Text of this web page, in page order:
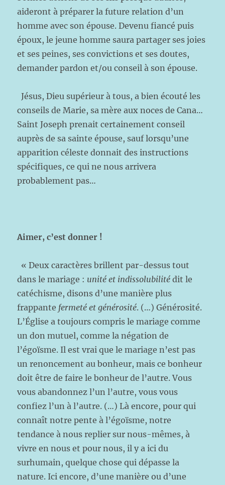
aideront à préparer la future relation d’un
homme avec son épouse. Devenu fiancé puis
époux, le jeune homme saura partager ses joies
et ses peines, ses convictions et ses doutes,
demander pardon et/ou conseil à son épouse.
Jésus, Dieu supérieur à tous, a bien écouté les
conseils de Marie, sa mère aux noces de Cana…
Saint Joseph prenait certainement conseil
auprès de sa sainte épouse, sauf lorsqu’une
apparition céleste donnait des instructions
spécifiques, ce qui ne nous arrivera
probablement pas…
Aimer, c’est donner !
« Deux caractères brillent par-dessus tout
dans le mariage : unité et indissolubilité dit le
catéchisme, disons d’une manière plus
frappante fermeté et générosité. (…) Générosité.
L’Église a toujours compris le mariage comme
un don mutuel, comme la négation de
l’égoïsme. Il est vrai que le mariage n’est pas
un renoncement au bonheur, mais ce bonheur
doit être de faire le bonheur de l’autre. Vous
vous abandonnez l’un l’autre, vous vous
confiez l’un à l’autre. (…) Là encore, pour qui
connaît notre pente à l’égoïsme, notre
tendance à nous replier sur nous-mêmes, à
vivre en nous et pour nous, il y a ici du
surhumain, quelque chose qui dépasse la
nature. Ici encore, d’une manière ou d’une